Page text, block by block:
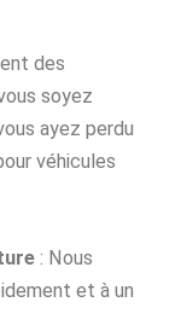
des
soyez
ayez perdu
véhicules
: Nous
et à un